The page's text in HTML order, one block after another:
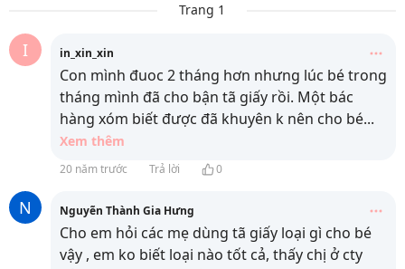
Trang 1
I in_xin_xin
Con mình đuoc 2 tháng hơn nhưng lúc bé trong
tháng mình đã cho bận tã giấy rồi. Một bác
hàng xóm biết được đã khuyên k nên cho bé...
Xem thêm
20 năm trước Trả lời 0
N Nguyẽn Thành Gia Hưng
Cho em hỏi các mẹ dùng tã giấy loại gì cho bé
vậy , em ko biết loại nào tốt cả, thấy chị ở cty